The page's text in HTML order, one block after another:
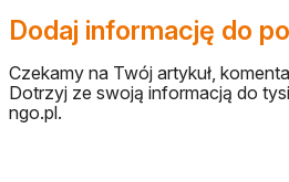
Dodaj informację do
Czekamy na Twój artykuł,
Dotrzyj ze swoją informacją do
ngo.pl.